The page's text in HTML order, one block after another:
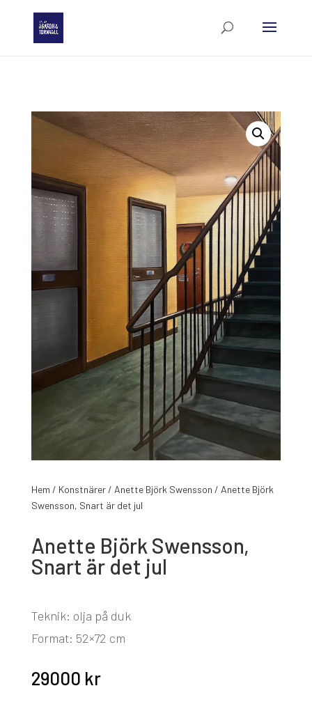
Hem / Konstnärer/ Anette Björk Swensson / Anette Björk
Swensson, Snart är det jul
Anette Björk Swensson,
Snart är det jul
Teknik: olja på duk
Format: 52×72 cm
29000 kr